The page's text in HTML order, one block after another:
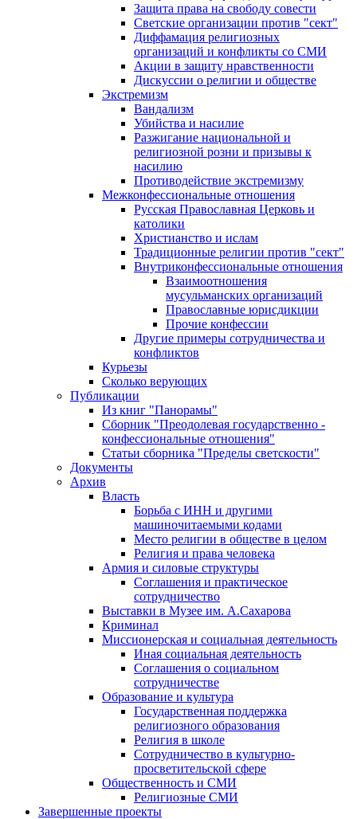
Защита права на свободу совести
Светские организации против "сект"
Диффамация религиозных
организаций и конфликты со СМИ
Акции в защиту нравственности
Дискуссии о религии и обществе
Экстремизм
Вандализм
Убийства и насилие
Разжигание национальной и
религиозной розни и призывы к
насилию
Противодействие экстремизму
Межконфессиональные отношения
Русская Православная Церковь и
католики
Христианство и ислам
Традиционные религии против "сект"
Внутриконфессиональные отношения
Взаимоотношения
мусульманских организаций
Православные юрисдикции
Прочие конфессии
Другие примеры сотрудничества и
конфликтов
Курьезы
Сколько верующих
Публикации
Из книг "Панорамы"
Сборник "Преодолевая государственно -
конфессиональные отношения"
Статьи сборника "Пределы светскости"
Документы
Архив
Власть
Борьба с ИНН и другими
машиночитаемыми кодами
Место религии в обществе в целом
Религия и права человека
Армия и силовые структуры
Соглашения и практическое
сотрудничество
Выставки в Музее им. А.Сахарова
Криминал
Миссионерская и социальная деятельность
Иная социальная деятельность
Соглашения о социальном
сотрудничестве
Образование и культура
Государственная поддержка
религиозного образования
Религия в школе
Сотрудничество в культурно-
просветительской сфере
Общественность и СМИ
Религиозные СМИ
Завершенные проекты